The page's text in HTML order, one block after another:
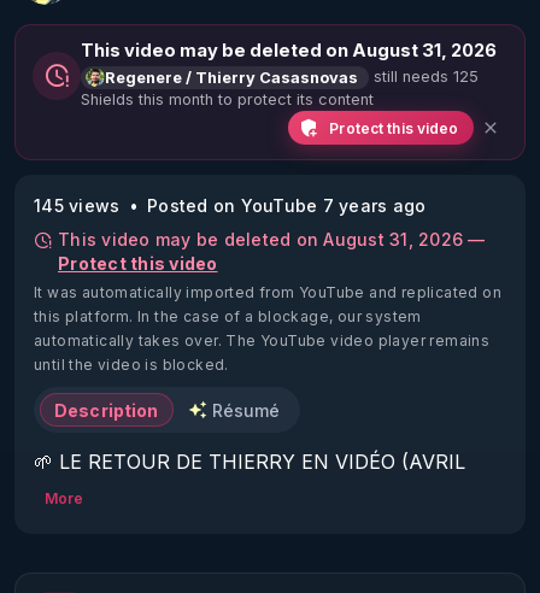
This video may be deleted on August 31, 2026
Regenere / Thierry Casasnovas
still needs 125
Shields this month to protect its content
Protect this video
145 views
Posted on YouTube 7 years ago
This video may be deleted on August 31, 2026 —
Protect this video
It was automatically imported from YouTube and replicated on
this platform. In the case of a blockage, our system
automatically takes over. The YouTube video player remains
until the video is blocked.
Description Résumé
🌱 LE RETOUR DE THIERRY EN VIDÉO (AVRIL
2022)!
https://www.rgnr.fr/presentation.html
More